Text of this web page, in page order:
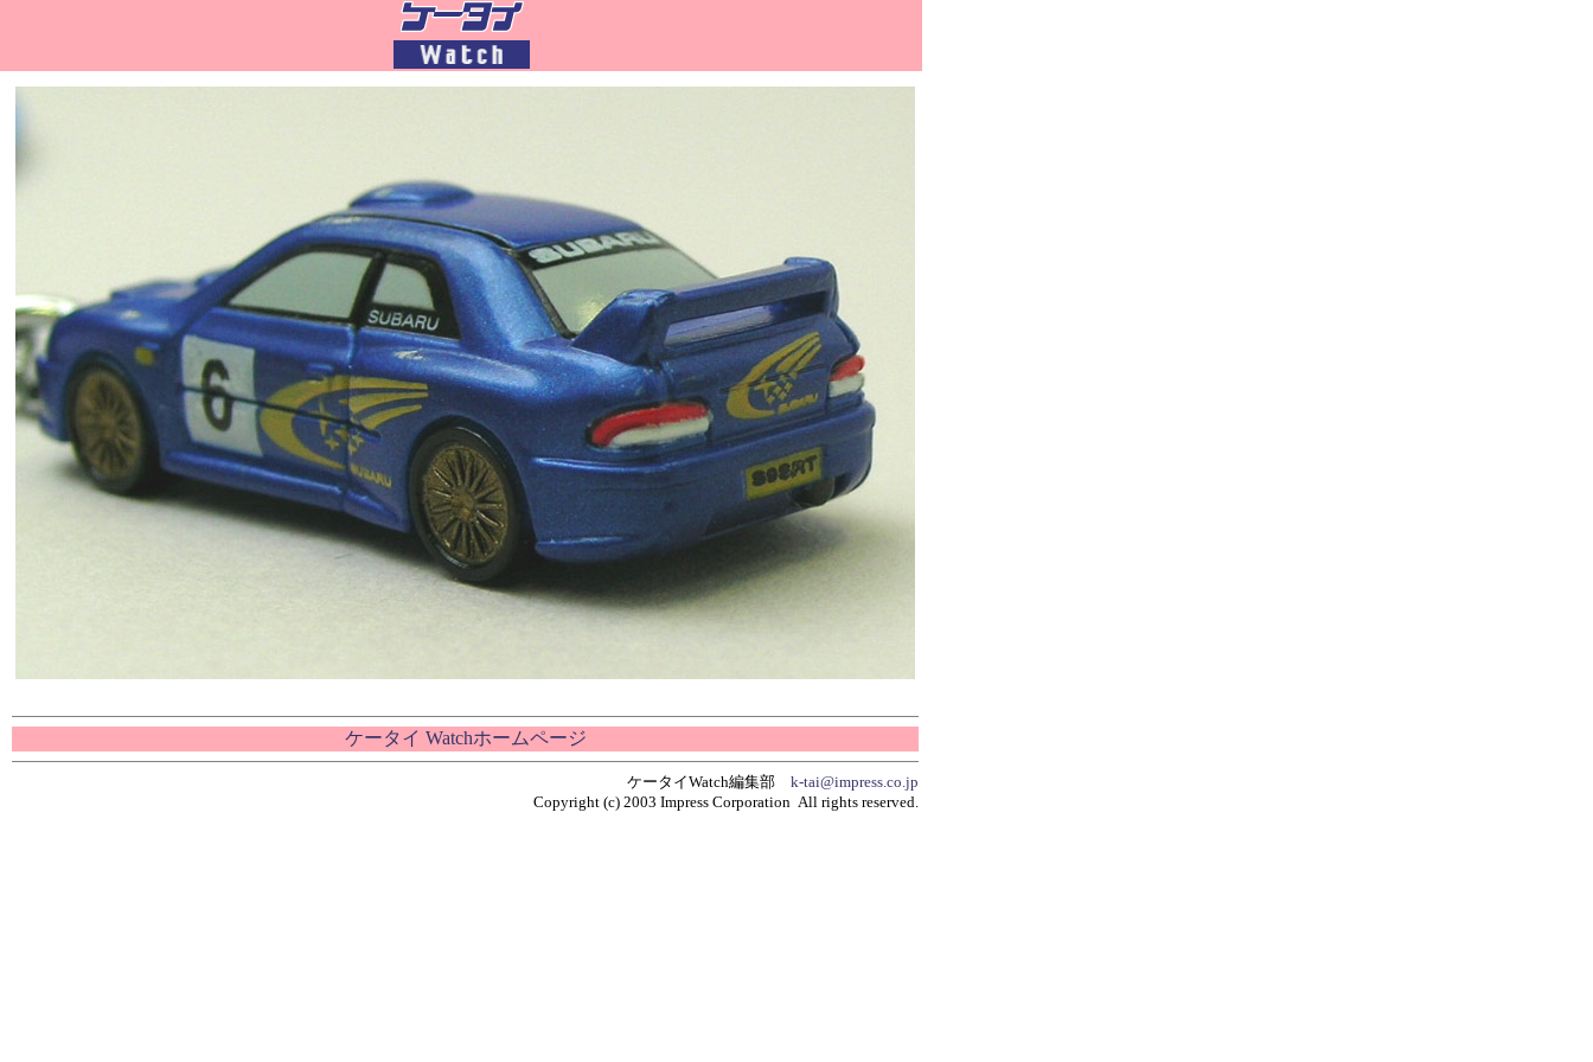
ケータイ Watchホームページ
ケータイWatch編集部 k-tai@impress.co.jp
Copyright (c) 2003 Impress Corporation All rights reserved.